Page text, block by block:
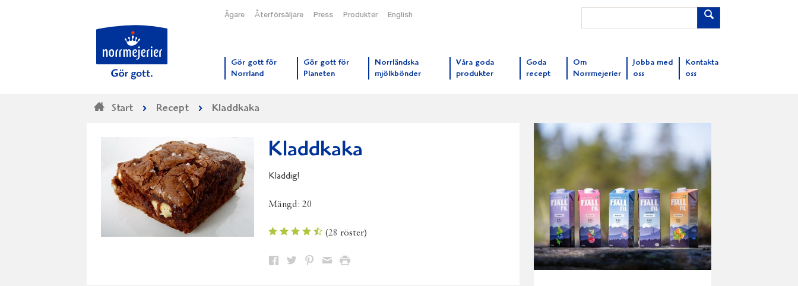
Ägare Återförsäljare Press Produkter English
Gör gott för
Norrland
Gör gott för
Planeten
Norrländska
mjölkbönder
Våra goda
produkter
Goda
recept
Om
Norrmejerier
Jobba med
oss
Kontakta
oss
Start Recept Kladdkaka
Kladdkaka
Kladdig!
Mängd:20
(28 röster)
Dela Dela Dela DelaSkriv